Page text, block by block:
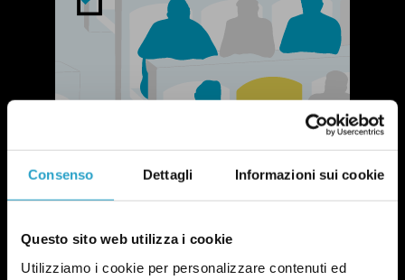
Consenso Dettagli Informazioni sui cookie
Questo sito web utilizza i cookie
Utilizziamo i cookie per personalizzare contenuti ed